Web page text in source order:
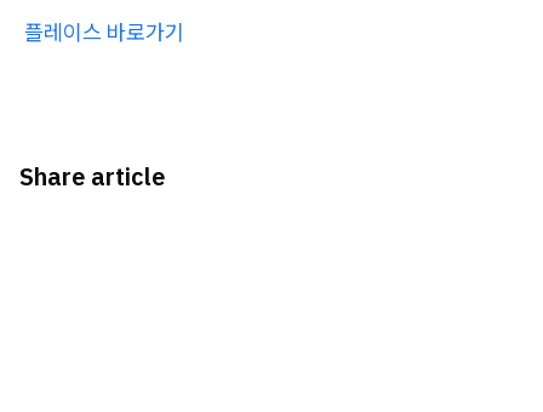
플레이스 바로가기
Share article